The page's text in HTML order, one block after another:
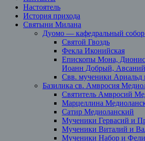
Настоятель
История прихода
Святыни Милана
Дуомо — кафедральный
Святой Гвоздь
Фекла Иконийская
Епископы Мона,
Иоанн Добрый,
Свв. мученики Ариальд
Базилика св. Амвросия
Святитель Амвросий
Марцеллина
Сатир Медиоланский
Мученики Гервасий и
Мученики Виталий и
Мученики Набор и